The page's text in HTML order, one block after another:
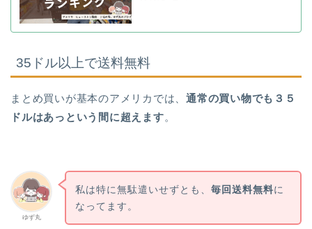
35ドル以上で送料無料
まとめ買いが基本のアメリカでは、通常の買い物でも３５
ドルはあっという間に超えます。
ゆず丸
私は特に無駄遣いせずとも、 毎回送料無料に
なってます。